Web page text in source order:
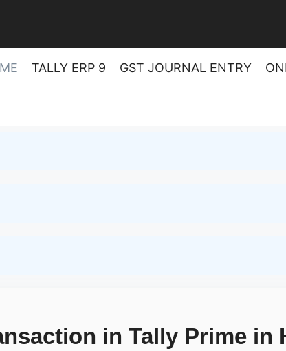
TALLY ERP 9 GST JOURNAL ENTRY
in Tally Prime in